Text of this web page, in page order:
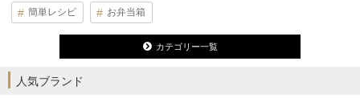
簡単レシピ お弁当箱
カテゴリー一覧
人気ブランド